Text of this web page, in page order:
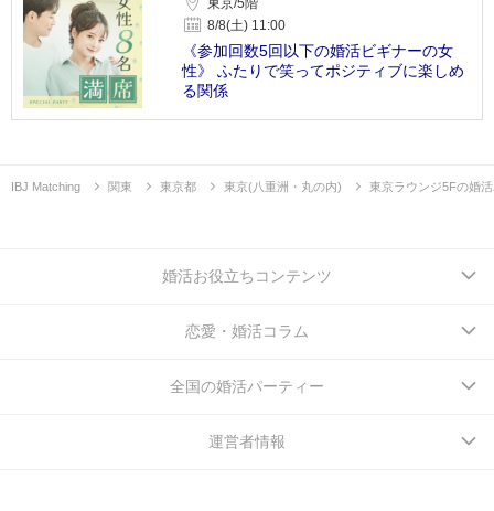
8/8(土) 11:00
《参加回数5回以下の婚活ビギナーの女
性》 ふたりで笑ってポジティブに楽しめ
る関係
IBJ Matching 関東 東京都 東京(八重洲・丸の内) 東京ラウンジ5Fの婚
婚活お役立ちコンテンツ
恋愛・婚活コラム
全国の婚活パーティー
運営者情報